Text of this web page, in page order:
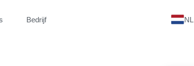
Bedrijf NL